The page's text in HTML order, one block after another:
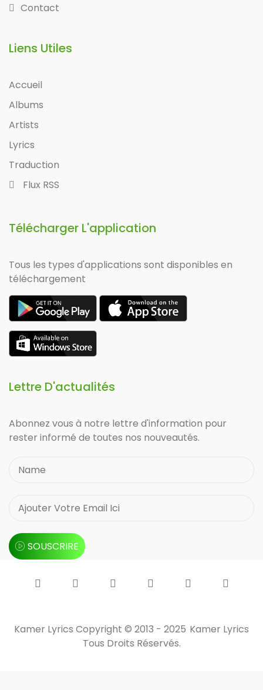
Contact
Liens Utiles
Accueil
Albums
Artists
Lyrics
Traduction
Flux RSS
Télécharger L'application
Tous les types d'applications sont disponibles en
téléchargement
Lettre D'actualités
Abonnez vous à notre lettre d'information pour
rester informé de toutes nos nouveautés.
SOUSCRIRE
Kamer Lyrics Copyright © 2013 - 2025 Kamer Lyrics
Tous Droits Réservés.